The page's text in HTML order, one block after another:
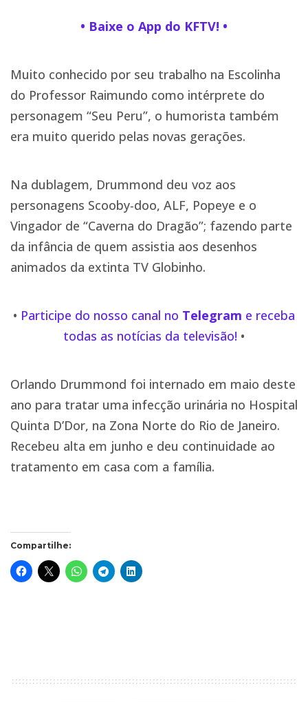
• Baixe o App do KFTV! •
Muito conhecido por seu trabalho na Escolinha
do Professor Raimundo como intérprete do
personagem “Seu Peru”, o humorista também
era muito querido pelas novas gerações.
Na dublagem, Drummond deu voz aos
personagens Scooby-doo, ALF, Popeye e o
Vingador de “Caverna do Dragão”; fazendo parte
da infância de quem assistia aos desenhos
animados da extinta TV Globinho.
• Participe do nosso canal no Telegram e receba
todas as notícias da televisão! •
Orlando Drummond foi internado em maio deste
ano para tratar uma infecção urinária no Hospital
Quinta D’Dor, na Zona Norte do Rio de Janeiro.
Recebeu alta em junho e deu continuidade ao
tratamento em casa com a família.
Compartilhe: